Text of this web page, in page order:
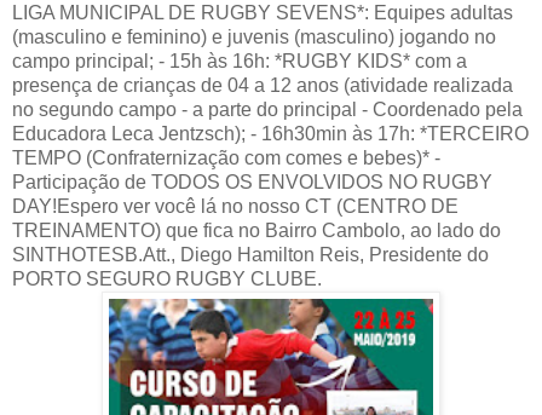
LIGA MUNICIPAL DE RUGBY SEVENS*: Equipes adultas
(masculino e feminino) e juvenis (masculino) jogando no
campo principal; - 15h às 16h: *RUGBY KIDS* com a
presença de crianças de 04 a 12 anos (atividade realizada
no segundo campo - a parte do principal - Coordenado pela
Educadora Leca Jentzsch); - 16h30min às 17h: *TERCEIRO
TEMPO (Confraternização com comes e bebes)* -
Participação de TODOS OS ENVOLVIDOS NO RUGBY
DAY!Espero ver você lá no nosso CT (CENTRO DE
TREINAMENTO) que fica no Bairro Cambolo, ao lado do
SINTHOTESB.Att., Diego Hamilton Reis, Presidente do
PORTO SEGURO RUGBY CLUBE.